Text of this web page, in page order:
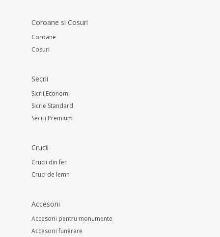
Coroane si Cosuri
Coroane
Cosuri
Secrii
Sicrii Econom
Sicrie Standard
Secrii Premium
Crucii
Crucii din fer
Cruci de lemn
Accesorii
Accesorii pentru monumente
Accesorii funerare